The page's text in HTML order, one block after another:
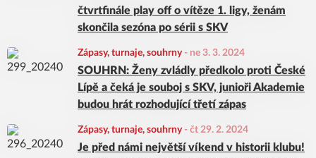
čtvrtfinále play off o vítěze 1. ligy, ženám
skončila sezóna po sérii s SKV
Zápasy, turnaje, souhrny - ne 3. 3. 2024
SOUHRN: Ženy zvládly předkolo proti České
Lípě a čeká je souboj s SKV, junioři Akademie
budou hrát rozhodující třetí zápas
Zápasy, turnaje, souhrny - čt 29. 2. 2024
Je před námi největší víkend v historii klubu!